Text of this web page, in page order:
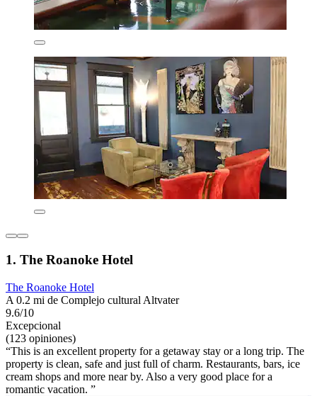
1. The Roanoke Hotel
The Roanoke Hotel
A 0.2 mi de Complejo cultural Altvater
9.6/10
Excepcional
(123 opiniones)
“This is an excellent property for a getaway stay or a long trip. The
property is clean, safe and just full of charm. Restaurants, bars, ice
cream shops and more near by. Also a very good place for a
romantic vacation. ”